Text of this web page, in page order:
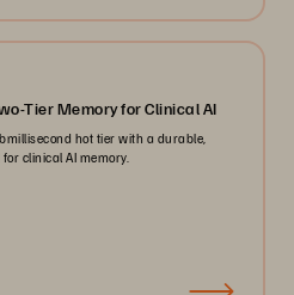
Tier Memory for Clinical AI
hot tier with a durable,
clinical AI memory.